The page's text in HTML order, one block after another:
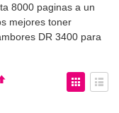
8000 paginas a un
mejores toner
DR 3400 para
Fijar
Ver
como